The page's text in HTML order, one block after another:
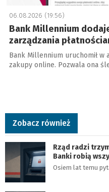
06.08.2026 (19:56)
Bank Millennium
zarządzania
Bank Millennium uruchomił
zakupy online. Pozwala ona
Zobacz również
Rząd radzi
Banki robią
Osiem lat temu